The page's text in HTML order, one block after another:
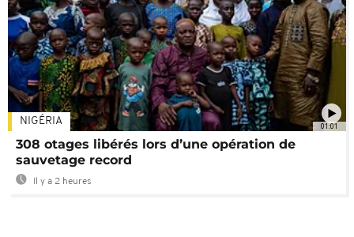
01:01
NIGÉRIA
308 otages libérés lors d’une opération de
sauvetage record
Il y a 2 heures